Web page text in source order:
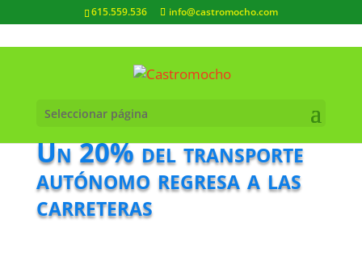
615.559.536 info@castromocho.com
Seleccionar página
Un 20% del transporte
autónomo regresa a las
carreteras